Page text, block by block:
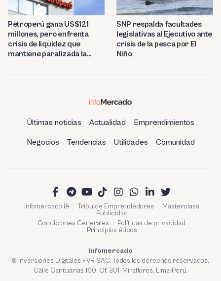
Petroperú gana US$121
millones, pero enfrenta
crisis de liquidez que
mantiene paralizada la
SNP respalda facultades
legislativas al Ejecutivo ante
crisis de la pesca por El
Niño
Últimas noticias Actualidad Emprendimientos
Negocios Tendencias Utilidades Comunidad
Infomercado IA Tribu de Emprendedores
Masterclass
Publicidad
Condiciones Generales
Políticas de privacidad
Principios éticos
Infomercado
© Inversiones Digitales FVR SAC. Todos los derechos reservados.
Calle Cantuarias 160. Of. 301. Miraflores, Lima-Perú.